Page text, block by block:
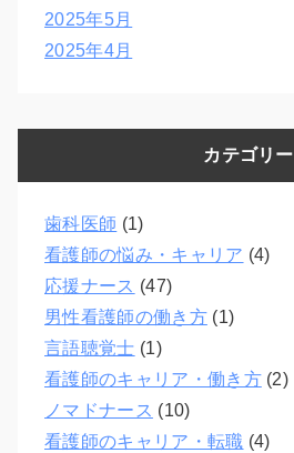
2025年5月
2025年4月
カテゴリー
歯科医師 (1)
看護師の悩み・キャリア (4)
応援ナース (47)
男性看護師の働き方(1)
言語聴覚士 (1)
看護師のキャリア・働き方(2)
ノマドナース (10)
看護師のキャリア・転職 (4)